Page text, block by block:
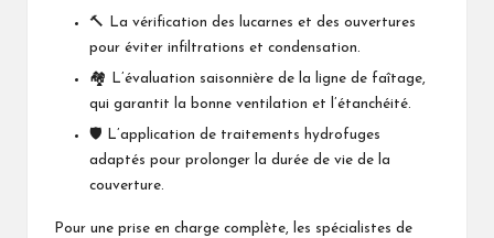
🔨 La vérification des lucarnes et des ouvertures
pour éviter infiltrations et condensation.
🏘️ L’évaluation saisonnière de la ligne de faîtage,
qui garantit la bonne ventilation et l’étanchéité.
🛡️ L’application de traitements hydrofuges
adaptés pour prolonger la durée de vie de la
couverture.
Pour une prise en charge complète, les spécialistes de